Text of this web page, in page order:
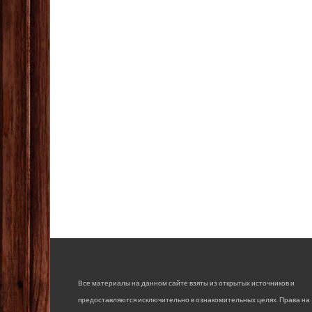
Все материалы на данном сайте взяты из открытых источников и
предоставляются исключительно в ознакомительных целях. Права на